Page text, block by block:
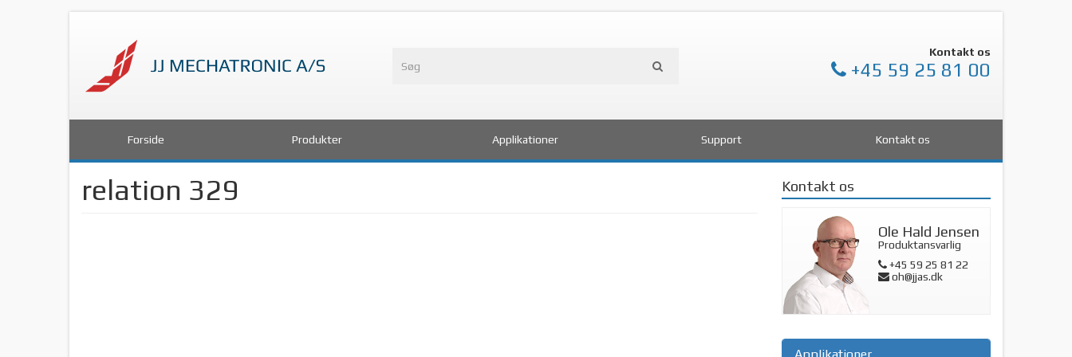
Kontakt os
+45 59 25 81 00
Forside Produkter Applikationer Support Kontakt os
relation 329 Kontakt os
Ole Hald Jensen
Produktansvarlig
+45 59 25 81 22
oh@jjas.dk